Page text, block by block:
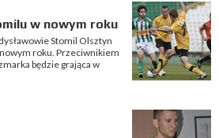
w nowym roku
Stomil Olsztyn
roku. Przeciwnikiem
będzie grająca w